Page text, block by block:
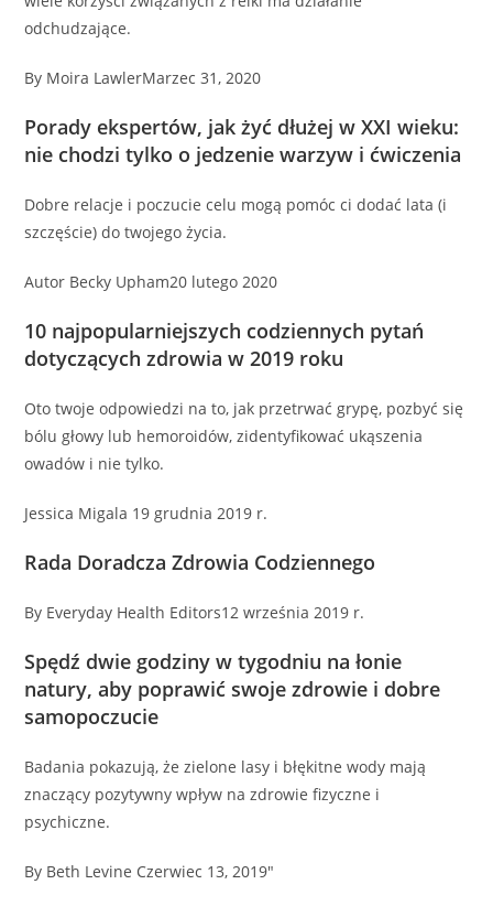
odchudzające.
By Moira LawlerMarzec 31, 2020
Porady ekspertów, jak żyć dłużej w XXI wieku:
nie chodzi tylko o jedzenie warzyw i ćwiczenia
Dobre relacje i poczucie celu mogą pomóc ci dodać lata (i
szczęście) do twojego życia.
Autor Becky Upham20 lutego 2020
10 najpopularniejszych codziennych pytań
dotyczących zdrowia w 2019 roku
Oto twoje odpowiedzi na to, jak przetrwać grypę, pozbyć się
bólu głowy lub hemoroidów, zidentyfikować ukąszenia
owadów i nie tylko.
Jessica Migala 19 grudnia 2019 r.
Rada Doradcza Zdrowia Codziennego
By Everyday Health Editors12 września 2019 r.
Spędź dwie godziny w tygodniu na łonie
natury, aby poprawić swoje zdrowie i dobre
samopoczucie
Badania pokazują, że zielone lasy i błękitne wody mają
znaczący pozytywny wpływ na zdrowie fizyczne i
psychiczne.
By Beth Levine Czerwiec 13, 2019"